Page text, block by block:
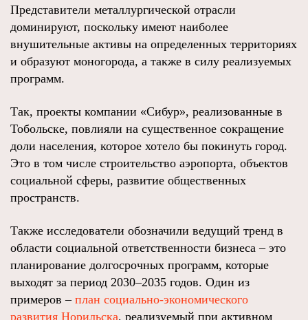
Представители металлургической отрасли
доминируют, поскольку имеют наиболее
внушительные активы на определенных территориях
и образуют моногорода, а также в силу реализуемых
программ.
Так, проекты компании «Сибур», реализованные в
Тобольске, повлияли на существенное сокращение
доли населения, которое хотело бы покинуть город.
Это в том числе строительство аэропорта, объектов
социальной сферы, развитие общественных
пространств.
Также исследователи обозначили ведущий тренд в
области социальной ответственности бизнеса – это
планирование долгосрочных программ, которые
выходят за период 2030–2035 годов. Один из
примеров – план социально-экономического
развития Норильска, реализуемый при активном